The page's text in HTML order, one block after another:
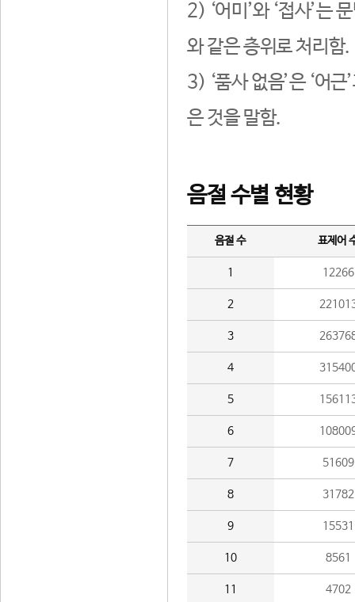
2) ‘어미’와 ‘접사’는
와 같은 층위로 처리함.
3) ‘품사 없음’은 ‘어
은 것을 말함.
음절 수별 현황
음절 수 표제어
1 12266
2
3
4
5
6
7 51609
8 31782
9 15531
10 8561
11 4702